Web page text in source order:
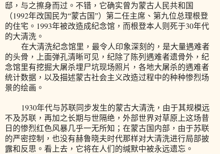
邸，与之擦身而过。不错，它确实曾为蒙古人民共和国
（1992年改国民为“蒙古国”）第二任主席、第九位总理根登
的住宅。 1993年被改造成纪念馆，而根登本人则死于30年代
的大清洗。
在大清洗纪念馆里，最令人印象深刻的，是大量遇难者
的头骨，上面弹孔清晰可见，纪除了陈列遇难者遗骨外，纪
念馆里有挖掘大屠杀埋尸坑现场照片，各地大屠杀的遇难者
统计数据，以及描述蒙古社会主义改造过程中的种种惨烈场
景的绘画。
1930年代与苏联同步发生的蒙古大清洗，由于其规模远
不及苏联，再加之长期与世隔绝，外部世界对草原上这场昔
日的惨烈红色风暴几乎一无所知；在蒙古国内部，由于苏联
的严密控制，也没有赫鲁晓夫时代那样对大清洗进行局部披
露和反思。看上去，它将在人们的缄默中被永远遗忘。